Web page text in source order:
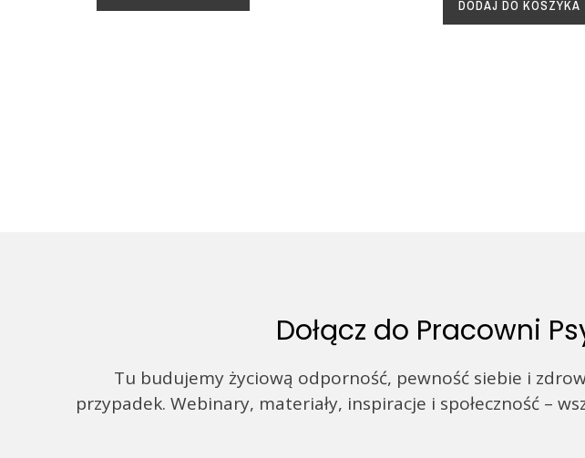
DODAJ DO KOSZYKA
Dołącz do Pracowni
Tu budujemy życiową odporność, pewność siebie i
przypadek. Webinary, materiały, inspiracje i społeczność –